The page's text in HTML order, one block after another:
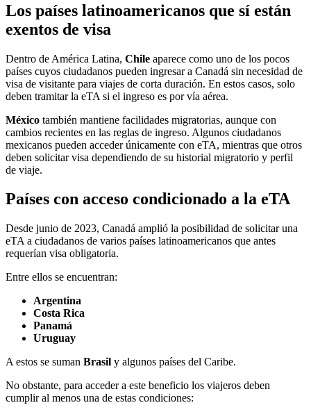
Los países latinoamericanos que sí están
exentos de visa
Dentro de América Latina, Chile aparece como uno de los pocos
países cuyos ciudadanos pueden ingresar a Canadá sin necesidad de
visa de visitante para viajes de corta duración. En estos casos, solo
deben tramitar la eTA si el ingreso es por vía aérea.
México también mantiene facilidades migratorias, aunque con
cambios recientes en las reglas de ingreso. Algunos ciudadanos
mexicanos pueden acceder únicamente con eTA, mientras que otros
deben solicitar visa dependiendo de su historial migratorio y perfil
de viaje.
Países con acceso condicionado a la eTA
Desde junio de 2023, Canadá amplió la posibilidad de solicitar una
eTA a ciudadanos de varios países latinoamericanos que antes
requerían visa obligatoria.
Entre ellos se encuentran:
Argentina
Costa Rica
Panamá
Uruguay
A estos se suman Brasil y algunos países del Caribe.
No obstante, para acceder a este beneficio los viajeros deben
cumplir al menos una de estas condiciones: